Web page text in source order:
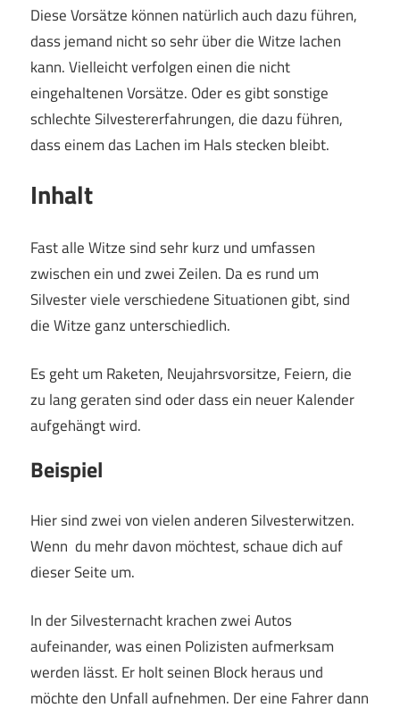
Diese Vorsätze können natürlich auch dazu führen,
dass jemand nicht so sehr über die Witze lachen
kann. Vielleicht verfolgen einen die nicht
eingehaltenen Vorsätze. Oder es gibt sonstige
schlechte Silvestererfahrungen, die dazu führen,
dass einem das Lachen im Hals stecken bleibt.
Inhalt
Fast alle Witze sind sehr kurz und umfassen
zwischen ein und zwei Zeilen. Da es rund um
Silvester viele verschiedene Situationen gibt, sind
die Witze ganz unterschiedlich.
Es geht um Raketen, Neujahrsvorsitze, Feiern, die
zu lang geraten sind oder dass ein neuer Kalender
aufgehängt wird.
Beispiel
Hier sind zwei von vielen anderen Silvesterwitzen.
Wenn du mehr davon möchtest, schaue dich auf
dieser Seite um.
In der Silvesternacht krachen zwei Autos
aufeinander, was einen Polizisten aufmerksam
werden lässt. Er holt seinen Block heraus und
möchte den Unfall aufnehmen. Der eine Fahrer dann